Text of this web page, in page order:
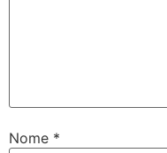
Nome *